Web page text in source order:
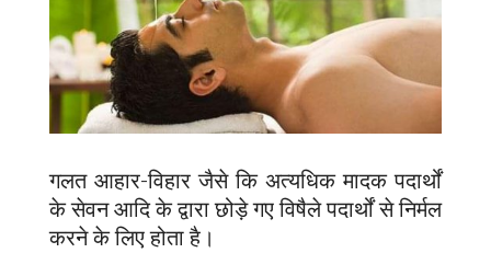
गलत आहार-विहार जैसे कि अत्यधिक मादक पदार्थों
के सेवन आदि के द्वारा छोड़े गए विषैले पदार्थों से निर्मल
करने के लिए होता है।